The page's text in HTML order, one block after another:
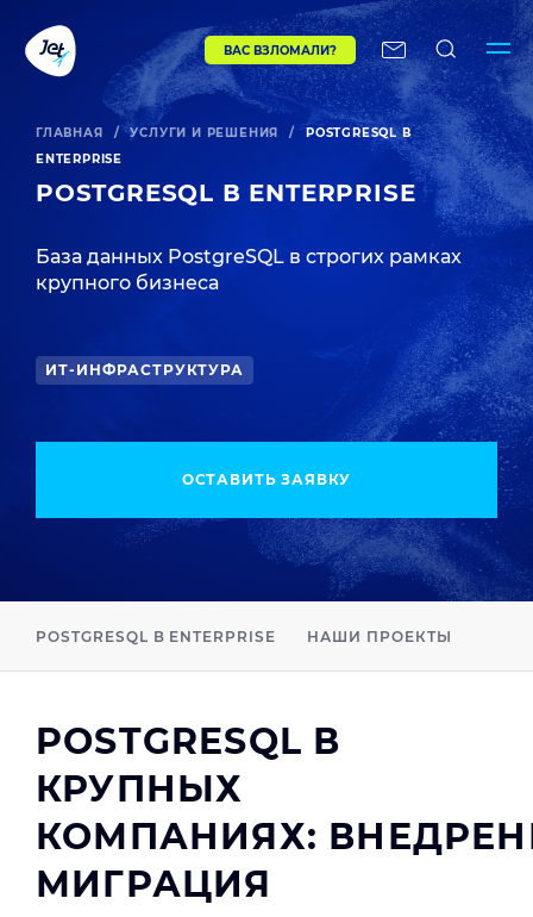
ВАС ВЗЛОМАЛИ?
ГЛАВНАЯ / УСЛУГИ И РЕШЕНИЯ /
POSTGRESQL В
ENTERPRISE
POSTGRESQL В ENTERPRISE
База данных PostgreSQL в строгих рамках
крупного бизнеса
ИТ-ИНФРАСТРУКТУРА
ОСТАВИТЬ ЗАЯВКУ
POSTGRESQL В ENTERPRISE НАШИ ПРОЕКТЫ
POSTGRESQL В
КРУПНЫХ
КОМПАНИЯХ:
МИГРАЦИЯ